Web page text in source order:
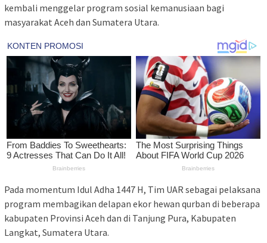
kembali menggelar program sosial kemanusiaan bagi
masyarakat Aceh dan Sumatera Utara.
Pada momentum Idul Adha 1447 H, Tim UAR sebagai pelaksana
program membagikan delapan ekor hewan qurban di beberapa
kabupaten Provinsi Aceh dan di Tanjung Pura, Kabupaten
Langkat, Sumatera Utara.